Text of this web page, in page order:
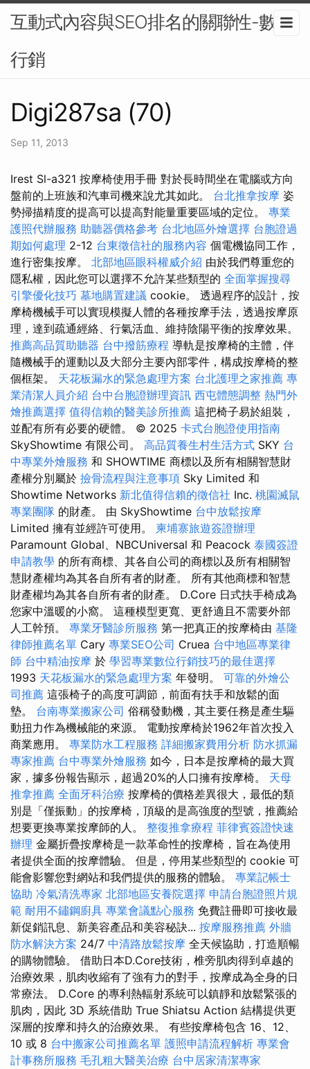
互動式內容與SEO排名的關聯性-數位
行銷
Digi287sa (70)
Sep 11, 2013
Irest Sl-a321 按摩椅使用手冊 對於長時間坐在電腦或方向
盤前的上班族和汽車司機來說尤其如此。 台北推拿按摩 姿
勢掃描精度的提高可以提高對能量重要區域的定位。 專業
護照代辦服務 助聽器價格參考 台北地區外燴選擇 台胞證過
期如何處理 2-12 台東徵信社的服務內容 個電機協同工作，
進行密集按摩。 北部地區眼科權威介紹 由於我們尊重您的
隱私權，因此您可以選擇不允許某些類型的 全面掌握搜尋
引擎優化技巧 墓地購置建議 cookie。 透過程序的設計，按
摩椅機械手可以實現模擬人體的各種按摩手法，透過按摩原
理，達到疏通經絡、行氣活血、維持陰陽平衡的按摩效果。
推薦高品質助聽器 台中撥筋療程 導軌是按摩椅的主體，伴
隨機械手的運動以及大部分主要內部零件，構成按摩椅的整
個框架。 天花板漏水的緊急處理方案 台北護理之家推薦 專
業清潔人員介紹 台中台胞證辦理資訊 西屯體態調整 熱門外
燴推薦選擇 值得信賴的醫美診所推薦 這把椅子易於組裝，
並配有所有必要的硬體。 © 2025 卡式台胞證使用指南
SkyShowtime 有限公司。 高品質養生村生活方式 SKY 台
中專業外燴服務 和 SHOWTIME 商標以及所有相關智慧財
產權分別屬於 撿骨流程與注意事項 Sky Limited 和
Showtime Networks 新北值得信賴的徵信社 Inc. 桃園滅鼠
專業團隊 的財產。 由 SkyShowtime 台中放鬆按摩
Limited 擁有並經許可使用。 柬埔寨旅遊簽證辦理
Paramount Global、NBCUniversal 和 Peacock 泰國簽證
申請教學 的所有商標、其各自公司的商標以及所有相關智
慧財產權均為其各自所有者的財產。 所有其他商標和智慧
財產權均為其各自所有者的財產。 D.Core 日式扶手椅成為
您家中溫暖的小窩。 這種模型更寬、更舒適且不需要外部
人工幹預。 專業牙醫診所服務 第一把真正的按摩椅由 基隆
律師推薦名單 Cary 專業SEO公司 Cruea 台中地區專業律
師 台中精油按摩 於 學習專業數位行銷技巧的最佳選擇
1993 天花板漏水的緊急處理方案 年發明。 可靠的外燴公
司推薦 這張椅子的高度可調節，前面有扶手和放鬆的面
墊。 台南專業搬家公司 俗稱發動機，其主要任務是產生驅
動扭力作為機械能的來源。 電動按摩椅於1962年首次投入
商業應用。 專業防水工程服務 詳細搬家費用分析 防水抓漏
專家推薦 台中專業外燴服務 如今，日本是按摩椅的最大買
家，據多份報告顯示，超過20%的人口擁有按摩椅。 天母
推拿推薦 全面牙科治療 按摩椅的價格差異很大，最低的類
別是「僅振動」的按摩椅，頂級的是高強度的型號，推薦給
想要更換專業按摩師的人。 整復推拿療程 菲律賓簽證快速
辦理 金屬折疊按摩椅是一款革命性的按摩椅，旨在為使用
者提供全面的按摩體驗。 但是，停用某些類型的 cookie 可
能會影響您對網站和我們提供的服務的體驗。 專業記帳士
協助 冷氣清洗專家 北部地區安養院選擇 申請台胞證照片規
範 耐用不鏽鋼廚具 專業會議點心服務 免費註冊即可接收最
新促銷訊息、新美容產品和美容秘訣... 按摩服務推薦 外牆
防水解決方案 24/7 中清路放鬆按摩 全天候協助，打造順暢
的購物體驗。 借助日本D.Core技術，椎旁肌肉得到卓越的
治療效果，肌肉收縮有了強有力的對手，按摩成為全身的日
常療法。 D.Core 的專利熱輻射系統可以鎮靜和放鬆緊張的
肌肉，因此 3D 系統借助 True Shiatsu Action 結構提供更
深層的按摩和持久的治療效果。 有些按摩椅包含 16、12、
10 或 8 台中搬家公司推薦名單 護照申請流程解析 專業會
計事務所服務 毛孔粗大醫美治療 台中居家清潔專家